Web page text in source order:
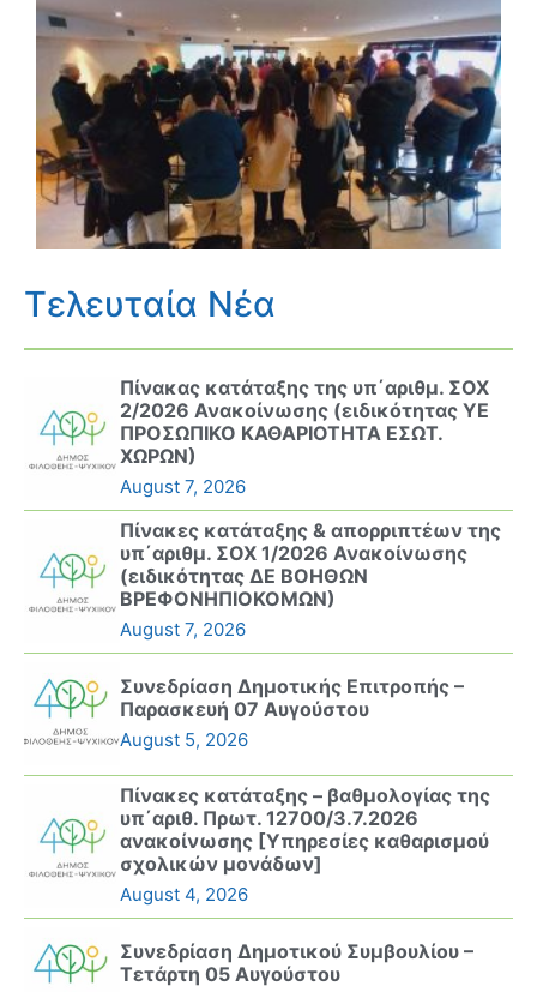
Τελευταία Νέα
Πίνακας κατάταξης της υπ΄αριθμ. ΣΟΧ
2/2026 Ανακοίνωσης (ειδικότητας ΥΕ
ΠΡΟΣΩΠΙΚΟ ΚΑΘΑΡΙΟΤΗΤΑ ΕΣΩΤ.
ΧΩΡΩΝ)
August 7, 2026
Πίνακες κατάταξης & απορριπτέων της
υπ΄αριθμ. ΣΟΧ 1/2026 Ανακοίνωσης
(ειδικότητας ΔΕ ΒΟΗΘΩΝ
ΒΡΕΦΟΝΗΠΙΟΚΟΜΩΝ)
August 7, 2026
Συνεδρίαση Δημοτικής Επιτροπής –
Παρασκευή 07 Αυγούστου
August 5, 2026
Πίνακες κατάταξης – βαθμολογίας της
υπ΄αριθ. Πρωτ. 12700/3.7.2026
ανακοίνωσης [Υπηρεσίες καθαρισμού
σχολικών μονάδων]
August 4, 2026
Συνεδρίαση Δημοτικού Συμβουλίου –
Τετάρτη 05 Αυγούστου